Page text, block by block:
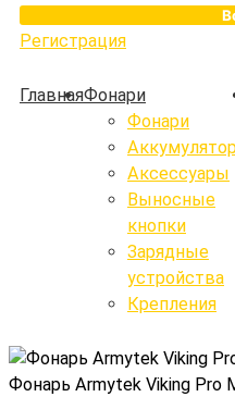
Фонари
Аккумуляторы
Зарядные устройства
Крепления
Выносные кнопки
Регистрация
ГлавнаяФонари
Фонари
Аксессуары
Выносные
кнопки
Зарядные
устройства
Крепления
Фонарь Armytek Viking Pro